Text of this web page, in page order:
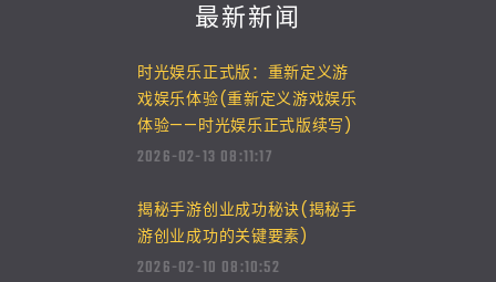
最新新闻
时光娱乐正式版：重新定义游
戏娱乐体验(重新定义游戏娱乐
体验——时光娱乐正式版续写)
2026-02-13 08:11:17
揭秘手游创业成功秘诀(揭秘手
游创业成功的关键要素)
2026-02-10 08:10:52